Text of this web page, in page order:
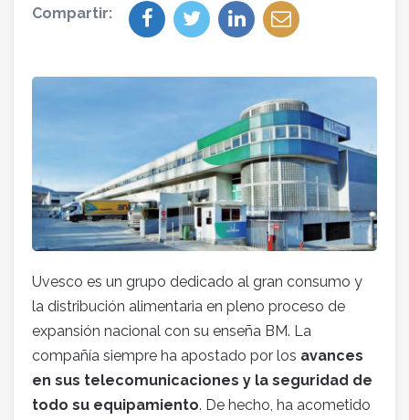
Compartir:
Uvesco es un grupo dedicado al gran consumo y
la distribución alimentaria en pleno proceso de
expansión nacional con su enseña BM. La
compañía siempre ha apostado por los avances
en sus telecomunicaciones y la seguridad de
todo su equipamiento. De hecho, ha acometido